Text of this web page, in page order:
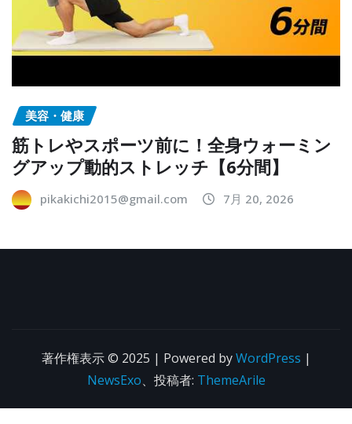
美容・健康
筋トレやスポーツ前に！全身ウォーミン
グアップ動的ストレッチ【6分間】
pikakichi2015@gmail.com 7月 20, 2026
著作権表示 © 2025 | Powered byWordPress |
NewsExo、投稿者: ThemeArile